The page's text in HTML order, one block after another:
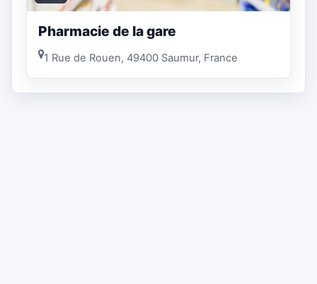
Pharmacie de la gare
1 Rue de Rouen, 49400 Saumur, France